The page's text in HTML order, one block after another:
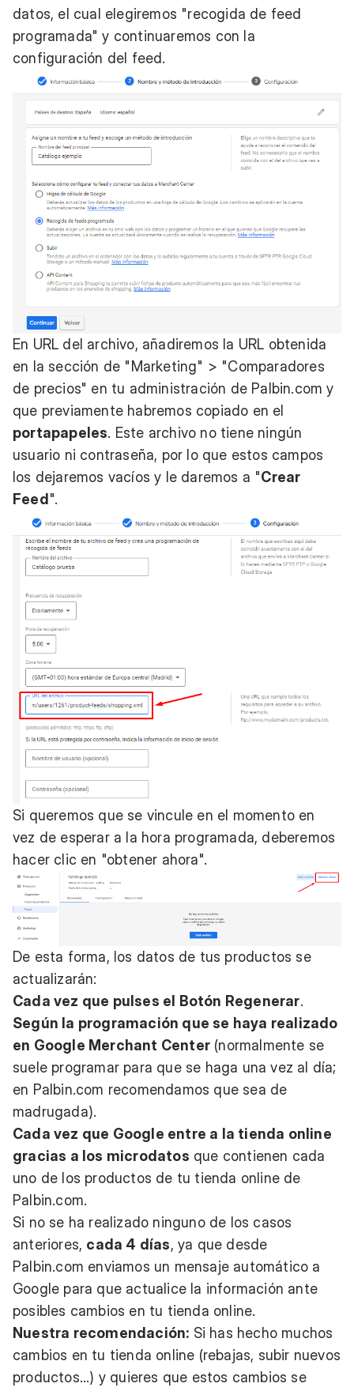
datos, el cual elegiremos "recogida de feed
programada" y continuaremos con la
configuración del feed.
En URL del archivo, añadiremos la URL obtenida
en la sección de "Marketing" > "Comparadores
de precios" en tu administración de Palbin.com y
que previamente habremos copiado en el
portapapeles. Este archivo no tiene ningún
usuario ni contraseña, por lo que estos campos
los dejaremos vacíos y le daremos a "Crear
Feed".
Si queremos que se vincule en el momento en
vez de esperar a la hora programada, deberemos
hacer clic en "obtener ahora".
De esta forma, los datos de tus productos se
actualizarán:
Cada vez que pulses el Botón Regenerar.
Según la programación que se haya realizado
en Google Merchant Center (normalmente se
suele programar para que se haga una vez al día;
en Palbin.com recomendamos que sea de
madrugada).
Cada vez que Google entre a la tienda online
gracias a los microdatos que contienen cada
uno de los productos de tu tienda online de
Palbin.com.
Si no se ha realizado ninguno de los casos
anteriores, cada 4 días, ya que desde
Palbin.com enviamos un mensaje automático a
Google para que actualice la información ante
posibles cambios en tu tienda online.
Nuestra recomendación: Si has hecho muchos
cambios en tu tienda online (rebajas, subir nuevos
productos...) y quieres que estos cambios se